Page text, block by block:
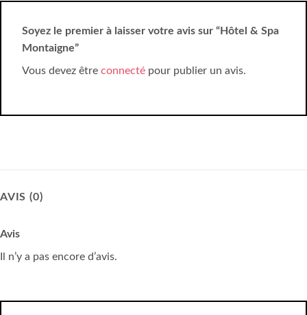
Soyez le premier à laisser votre avis sur “Hôtel & Spa
Montaigne”
Vous devez être connecté pour publier un avis.
AVIS (0)
Avis
Il n’y a pas encore d’avis.